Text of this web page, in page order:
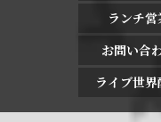
ランチ営
お問い合
ライブ世